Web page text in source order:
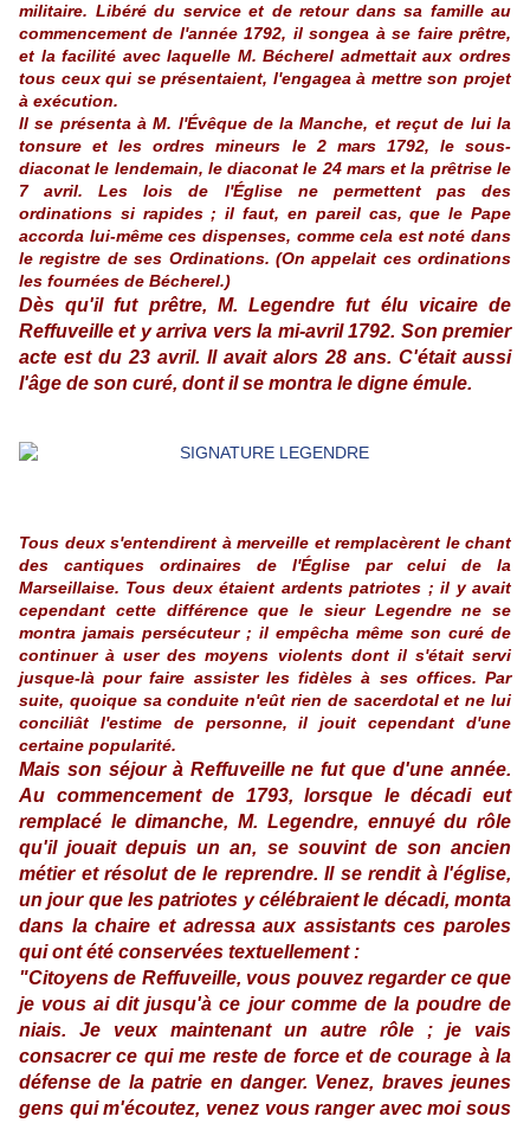
militaire. Libéré du service et de retour dans sa famille au
commencement de l'année 1792, il songea à se faire prêtre,
et la facilité avec laquelle M. Bécherel admettait aux ordres
tous ceux qui se présentaient, l'engagea à mettre son projet
à exécution.
Il se présenta à M. l'Évêque de la Manche, et reçut de lui la
tonsure et les ordres mineurs le 2 mars 1792, le sous-
diaconat le lendemain, le diaconat le 24 mars et la prêtrise le
7 avril. Les lois de l'Église ne permettent pas des
ordinations si rapides ; il faut, en pareil cas, que le Pape
accorda lui-même ces dispenses, comme cela est noté dans
le registre de ses Ordinations. (On appelait ces ordinations
les fournées de Bécherel.)
Dès qu'il fut prêtre, M. Legendre fut élu vicaire de
Reffuveille et y arriva vers la mi-avril 1792. Son premier
acte est du 23 avril. Il avait alors 28 ans. C'était aussi
l'âge de son curé, dont il se montra le digne émule.
Tous deux s'entendirent à merveille et remplacèrent le chant
des cantiques ordinaires de l'Église par celui de la
Marseillaise. Tous deux étaient ardents patriotes ; il y avait
cependant cette différence que le sieur Legendre ne se
montra jamais persécuteur ; il empêcha même son curé de
continuer à user des moyens violents dont il s'était servi
jusque-là pour faire assister les fidèles à ses offices. Par
suite, quoique sa conduite n'eût rien de sacerdotal et ne lui
conciliât l'estime de personne, il jouit cependant d'une
certaine popularité.
Mais son séjour à Reffuveille ne fut que d'une année.
Au commencement de 1793, lorsque le décadi eut
remplacé le dimanche, M. Legendre, ennuyé du rôle
qu'il jouait depuis un an, se souvint de son ancien
métier et résolut de le reprendre. Il se rendit à l'église,
un jour que les patriotes y célébraient le décadi, monta
dans la chaire et adressa aux assistants ces paroles
qui ont été conservées textuellement :
"Citoyens de Reffuveille, vous pouvez regarder ce que
je vous ai dit jusqu'à ce jour comme de la poudre de
niais. Je veux maintenant un autre rôle ; je vais
consacrer ce qui me reste de force et de courage à la
défense de la patrie en danger. Venez, braves jeunes
gens qui m'écoutez, venez vous ranger avec moi sous